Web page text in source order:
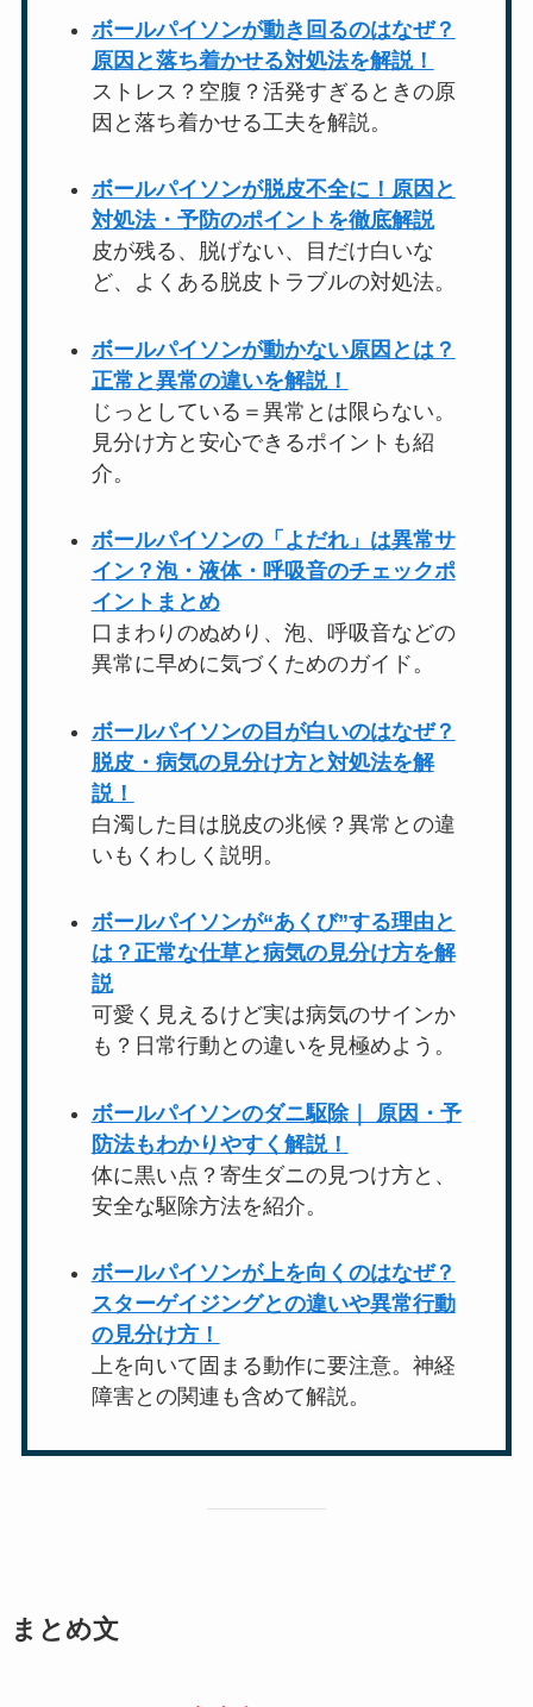
ボールパイソンが動き回るのはなぜ？
原因と落ち着かせる対処法を解説！
ストレス？空腹？活発すぎるときの原
因と落ち着かせる工夫を解説。
ボールパイソンが脱皮不全に！原因と
対処法・予防のポイントを徹底解説
皮が残る、脱げない、目だけ白いな
ど、よくある脱皮トラブルの対処法。
ボールパイソンが動かない原因とは？
正常と異常の違いを解説！
じっとしている＝異常とは限らない。
見分け方と安心できるポイントも紹
介。
ボールパイソンの「よだれ」は異常サ
イン？泡・液体・呼吸音のチェックポ
イントまとめ
口まわりのぬめり、泡、呼吸音などの
異常に早めに気づくためのガイド。
ボールパイソンの目が白いのはなぜ？
脱皮・病気の見分け方と対処法を解
説！
白濁した目は脱皮の兆候？異常との違
いもくわしく説明。
ボールパイソンが“あくび”する理由と
は？正常な仕草と病気の見分け方を解
説
可愛く見えるけど実は病気のサインか
も？日常行動との違いを見極めよう。
ボールパイソンのダニ駆除｜ 原因・予
防法もわかりやすく解説！
体に黒い点？寄生ダニの見つけ方と、
安全な駆除方法を紹介。
ボールパイソンが上を向くのはなぜ？
スターゲイジングとの違いや異常行動
の見分け方！
上を向いて固まる動作に要注意。神経
障害との関連も含めて解説。
まとめ文